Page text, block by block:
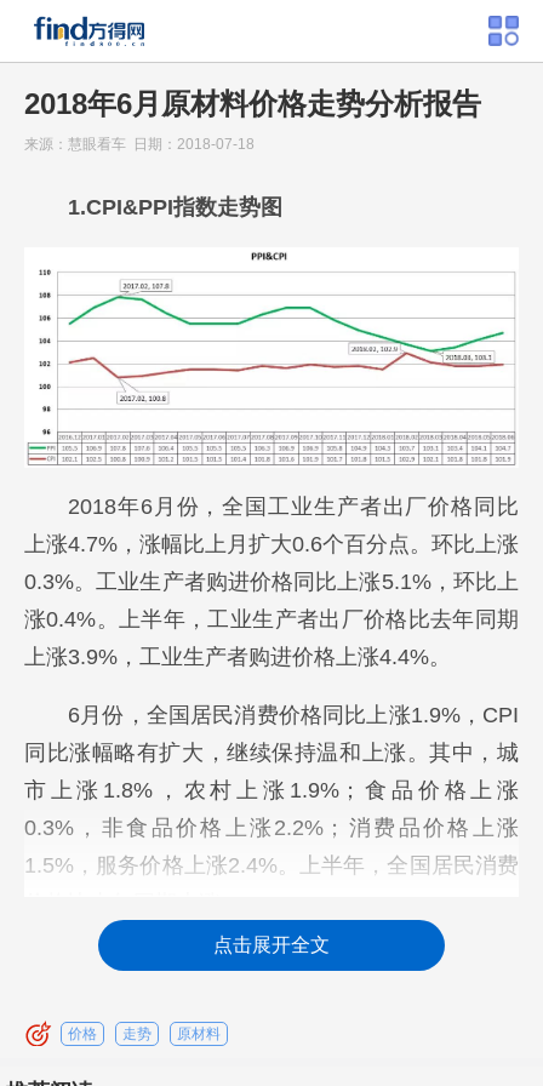
2018年6月原材料价格走势分析报告
来源：慧眼看车 日期：2018-07-18
1.CPI&PPI指数走势图
2018年6月份，全国工业生产者出厂价格同比
上涨4.7%，涨幅比上月扩大0.6个百分点。环比上涨
0.3%。工业生产者购进价格同比上涨5.1%，环比上
涨0.4%。上半年，工业生产者出厂价格比去年同期
上涨3.9%，工业生产者购进价格上涨4.4%。
6月份，全国居民消费价格同比上涨1.9%，CPI
同比涨幅略有扩大，继续保持温和上涨。其中，城
市上涨1.8%，农村上涨1.9%；食品价格上涨
0.3%，非食品价格上涨2.2%；消费品价格上涨
1.5%，服务价格上涨2.4%。上半年，全国居民消费
（注：参考国家统计局数据解读）
2.PMI指数走势图
点击展开全文
价格 走势 原材料